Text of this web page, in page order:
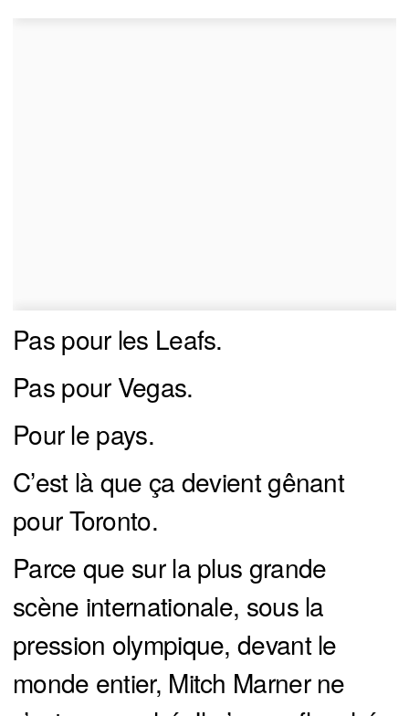
Pas pour les Leafs.
Pas pour Vegas.
Pour le pays.
C’est là que ça devient gênant
pour Toronto.
Parce que sur la plus grande
scène internationale, sous la
pression olympique, devant le
monde entier, Mitch Marner ne